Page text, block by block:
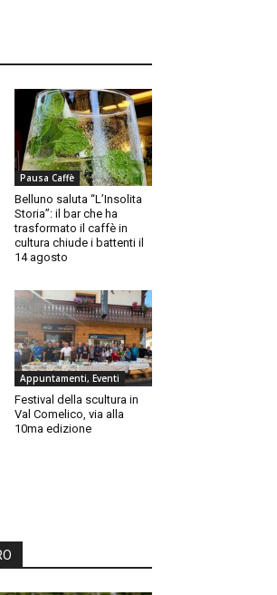
Pausa Caffè
Belluno saluta “L’Insolita
Storia”: il bar che ha
trasformato il caffè in
cultura chiude i battenti il
14 agosto
Appuntamenti, Eventi
Festival della scultura in
Val Comelico, via alla
10ma edizione